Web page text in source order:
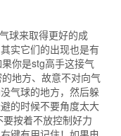
球来取得更好的成
实它们的出现也是有
你是stg高手这接气
地方、故意不对向气
气球的地方，然后躲
的时候不要角度太大
按着不放控制好力